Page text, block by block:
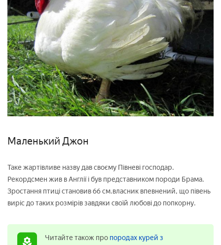
Маленький Джон
Таке жартівливе назву дав своєму Півневі господар.
Рекордсмен жив в Англії і був представником породи Брама.
Зростання птиці становив 66 см.власник впевнений, що півень
виріс до таких розмірів завдяки своїй любові до попкорну.
Читайте також про породах курей з